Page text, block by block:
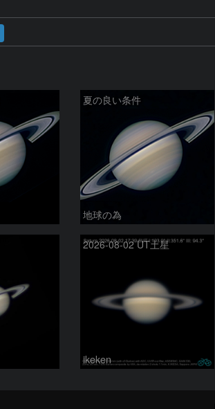
夏の良い条件
地球の為
2026-08-02 UT土星
ikeken